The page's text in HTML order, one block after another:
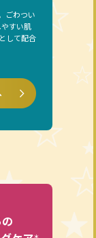
ごわつい
すい肌
して配合
＊